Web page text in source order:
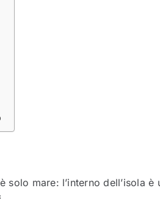
mare: l’interno dell’isola è